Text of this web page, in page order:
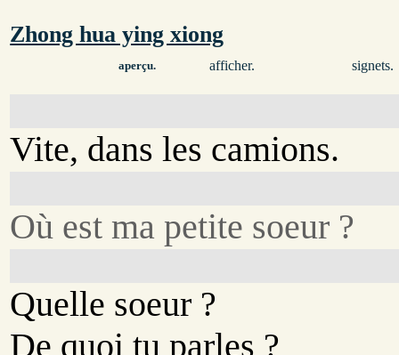
Zhong hua ying xiong
aperçu. afficher. signets.
Vite, dans les camions.
Où est ma petite soeur ?
Quelle soeur ?
De quoi tu parles ?